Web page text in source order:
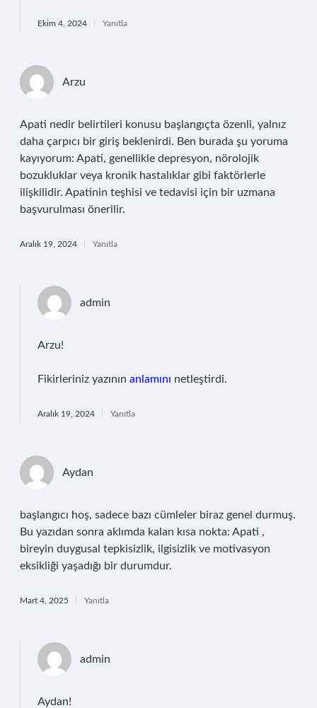
Ekim 4, 2024 Yanıtla
Arzu
Apati nedir belirtileri konusu başlangıçta özenli, yalnız
daha çarpıcı bir giriş beklenirdi. Ben burada şu yoruma
kayıyorum: Apati, genellikle depresyon, nörolojik
bozukluklar veya kronik hastalıklar gibi faktörlerle
ilişkilidir. Apatinin teşhisi ve tedavisi için bir uzmana
başvurulması önerilir.
Aralık 19, 2024 Yanıtla
admin
Arzu!
Fikirleriniz yazının anlamını netleştirdi.
Aralık 19, 2024 Yanıtla
Aydan
başlangıcı hoş, sadece bazı cümleler biraz genel durmuş.
Bu yazıdan sonra aklımda kalan kısa nokta: Apati ,
bireyin duygusal tepkisizlik, ilgisizlik ve motivasyon
eksikliği yaşadığı bir durumdur.
Mart 4, 2025 Yanıtla
admin
Aydan!